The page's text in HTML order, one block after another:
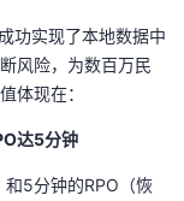
功实现了本地数据中
风险，为数百万民
体现在：
达5分钟
5分钟的RPO（恢